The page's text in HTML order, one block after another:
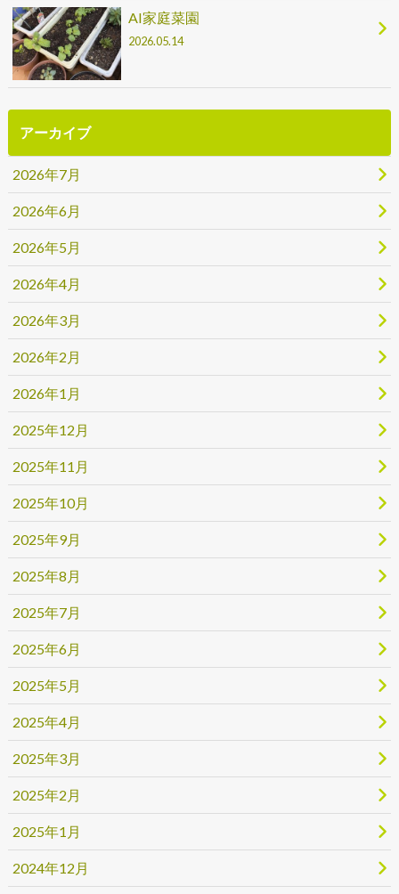
AI家庭菜園
2026.05.14
アーカイブ
2026年7月
2026年6月
2026年5月
2026年4月
2026年3月
2026年2月
2026年1月
2025年12月
2025年11月
2025年10月
2025年9月
2025年8月
2025年7月
2025年6月
2025年5月
2025年4月
2025年3月
2025年2月
2025年1月
2024年12月